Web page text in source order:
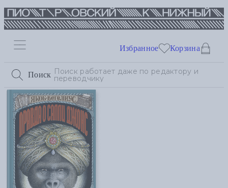
Поиск
Избранное Корзина